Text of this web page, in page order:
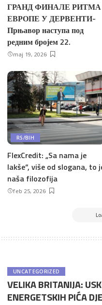
ГРАНД ФИНАЛЕ РИТМА
ЕВРОПЕ У ДЕРВЕНТИ-
Прњавор наступа под
редним бројем 22.
maj 19, 2026
RS/BIH
FlexCredit: „Sa nama je
lakše“, više od slogana, to
naša filozofija
feb 25, 2026
UNCATEGORIZED
VELIKA BRITANIJA:
ENERGETSKIH PIĆA